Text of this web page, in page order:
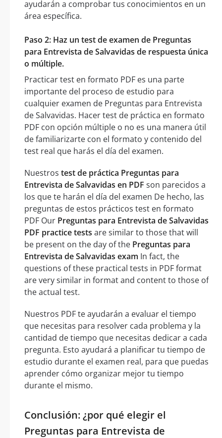
ayudarán a comprobar tus conocimientos en un
área específica.
Paso 2: Haz un test de examen de Preguntas
para Entrevista de Salvavidas de respuesta única
o múltiple.
Practicar test en formato PDF es una parte
importante del proceso de estudio para
cualquier examen de Preguntas para Entrevista
de Salvavidas. Hacer test de práctica en formato
PDF con opción múltiple o no es una manera útil
de familiarizarte con el formato y contenido del
test real que harás el día del examen.
Nuestros test de práctica Preguntas para
Entrevista de Salvavidas en PDF son parecidos a
los que te harán el día del examen De hecho, las
preguntas de estos prácticos test en formato
PDF Our Preguntas para Entrevista de Salvavidas
PDF practice tests are similar to those that will
be present on the day of the Preguntas para
Entrevista de Salvavidas exam In fact, the
questions of these practical tests in PDF format
are very similar in format and content to those of
the actual test.
Nuestros PDF te ayudarán a evaluar el tiempo
que necesitas para resolver cada problema y la
cantidad de tiempo que necesitas dedicar a cada
pregunta. Esto ayudará a planificar tu tiempo de
estudio durante el examen real, para que puedas
aprender cómo organizar mejor tu tiempo
durante el mismo.
Conclusión: ¿por qué elegir el
Preguntas para Entrevista de